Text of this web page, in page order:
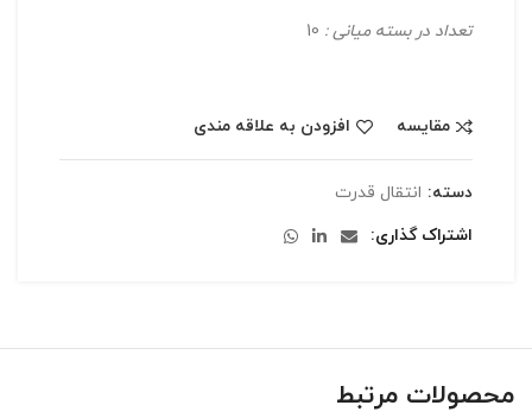
تعداد در بسته میانی :
مقایسه افزودن به علاقه مندی
دسته: انتقال قدرت
اشتراک گذاری
محصولات مرتبط